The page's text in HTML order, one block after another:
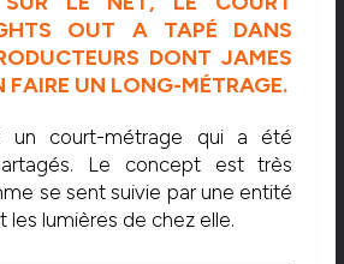
OUT A TAPÉ DANS
DONT JAMES
FAIRE UN LONG-MÉTRAGE.
un court-métrage qui a été
Le concept est très
se sent suivie par une entité
les lumières de chez elle.